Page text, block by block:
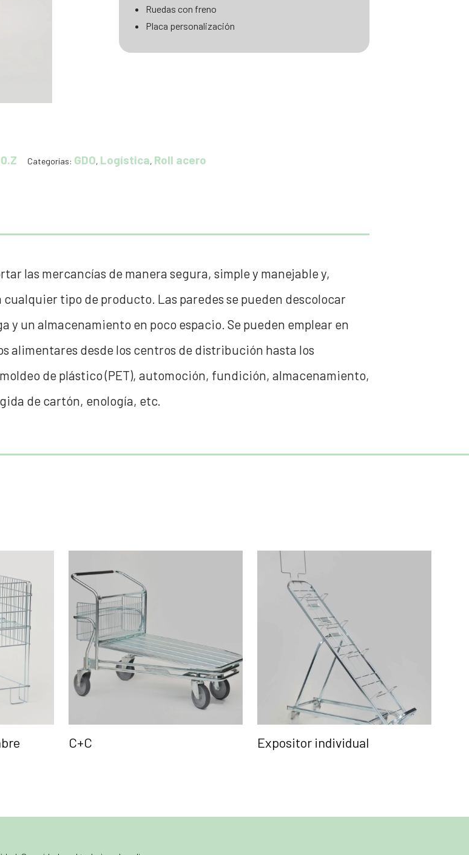
Ruedas con freno
Placa personalización
Categorías: GDO, Logística, Roll acero
las mercancías de manera segura, simple y manejable y,
tipo de producto. Las paredes se pueden descolocar
un almacenamiento en poco espacio. Se pueden emplear en
alimentares desde los centros de distribución hasta los
de plástico (PET), automoción, fundición, almacenamiento,
de cartón, enología, etc.
C+C Expositor individual